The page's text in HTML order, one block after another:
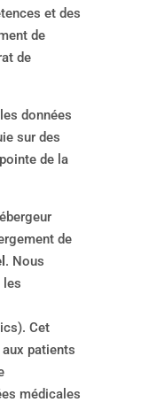
et des
de
de
données
sur des
de la
de
. Nous
les
Cet
patients
médicales